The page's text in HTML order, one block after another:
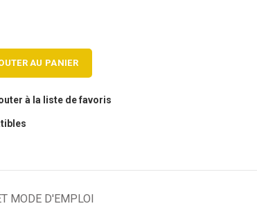
AU PANIER
à la liste de favoris
MODE D'EMPLOI